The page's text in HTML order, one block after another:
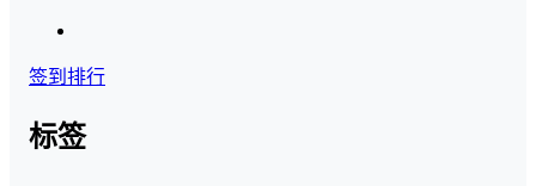
签到排行
标签